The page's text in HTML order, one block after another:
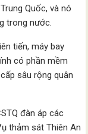
Quốc, và nó
trong nước.
tiến, máy bay
có phần mềm
sâu rộng quân
đàn áp các
thảm sát Thiên An